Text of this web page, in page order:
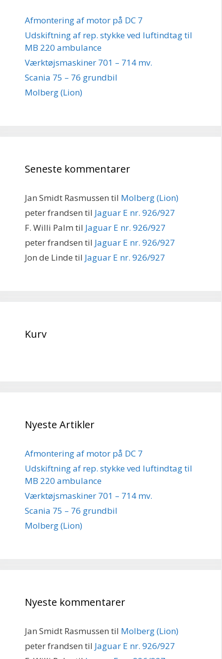
Afmontering af motor på DC 7
Udskiftning af rep. stykke ved luftindtag til
MB 220 ambulance
Værktøjsmaskiner 701 – 714 mv.
Scania 75 – 76 grundbil
Molberg (Lion)
Seneste kommentarer
Jan Smidt Rasmussen til Molberg (Lion)
peter frandsen til Jaguar E nr. 926/927
F. Willi Palm til Jaguar E nr. 926/927
peter frandsen til Jaguar E nr. 926/927
Jon de Linde til Jaguar E nr. 926/927
Kurv
Nyeste Artikler
Afmontering af motor på DC 7
Udskiftning af rep. stykke ved luftindtag til
MB 220 ambulance
Værktøjsmaskiner 701 – 714 mv.
Scania 75 – 76 grundbil
Molberg (Lion)
Nyeste kommentarer
Jan Smidt Rasmussen til Molberg (Lion)
peter frandsen til Jaguar E nr. 926/927